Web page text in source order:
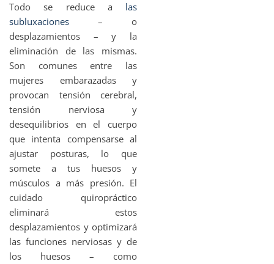
Todo se reduce a las
subluxaciones – o
desplazamientos – y la
eliminación de las mismas.
Son comunes entre las
mujeres embarazadas y
provocan tensión cerebral,
tensión nerviosa y
desequilibrios en el cuerpo
que intenta compensarse al
ajustar posturas, lo que
somete a tus huesos y
músculos a más presión. El
cuidado quiropráctico
eliminará estos
desplazamientos y optimizará
las funciones nerviosas y de
los huesos – como